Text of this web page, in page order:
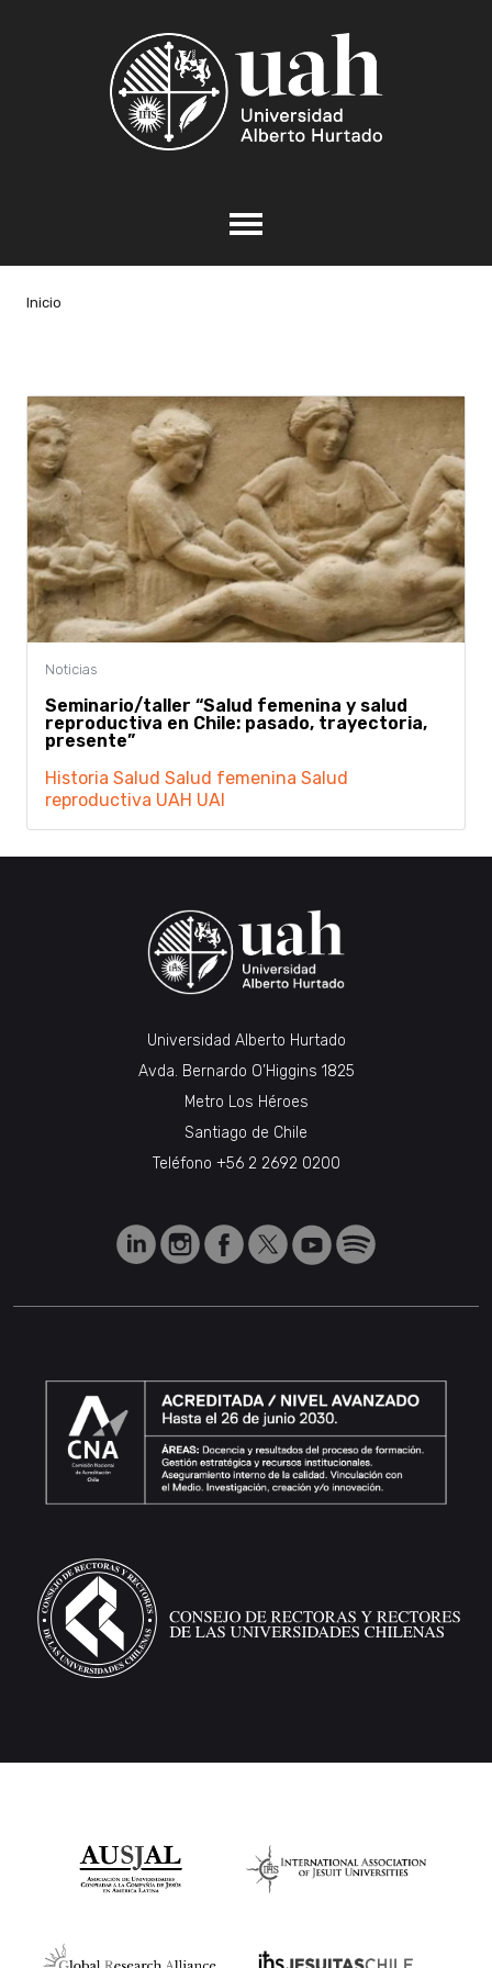
Inicio
Seminario/taller “Salud femenina y salud
reproductiva en Chile: pasado, trayectoria,
presente”
Historia Salud Salud femenina Salud
reproductiva UAH UAI
Universidad Alberto Hurtado
Avda. Bernardo O’Higgins 1825
Metro Los Héroes
Santiago de Chile
Teléfono +56 2 2692 0200